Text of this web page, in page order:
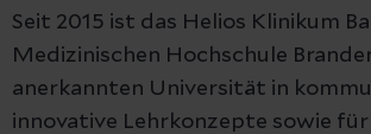
Seit 2015 ist das Helios Klinikum
Medizinischen Hochschule
anerkannten Universität in
innovative Lehrkonzepte sowie für